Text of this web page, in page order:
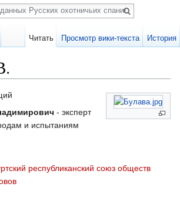
- эксперт
и испытаниям
республиканский союз обществ
Читать Просмотр вики-текста История